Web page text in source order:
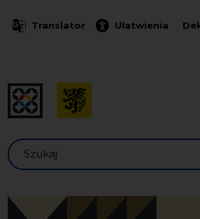
Translator Ułatwienia
Szukaj